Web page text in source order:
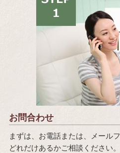
お問合わせ
まずは、お電話または、メール
どれだけあるかご相談ください。